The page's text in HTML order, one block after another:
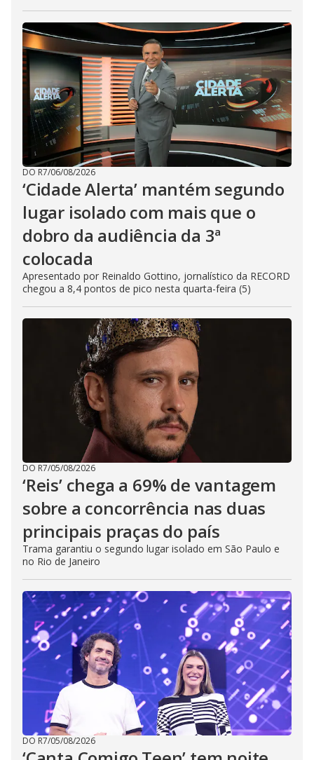
DO R7/06/08/2026
‘Cidade Alerta’ mantém segundo
lugar isolado com mais que o
dobro da audiência da 3ª
colocada
Apresentado por Reinaldo Gottino, jornalístico da RECORD
chegou a 8,4 pontos de pico nesta quarta-feira (5)
DO R7/05/08/2026
‘Reis’ chega a 69% de vantagem
sobre a concorrência nas duas
principais praças do país
Trama garantiu o segundo lugar isolado em São Paulo e
no Rio de Janeiro
DO R7/05/08/2026